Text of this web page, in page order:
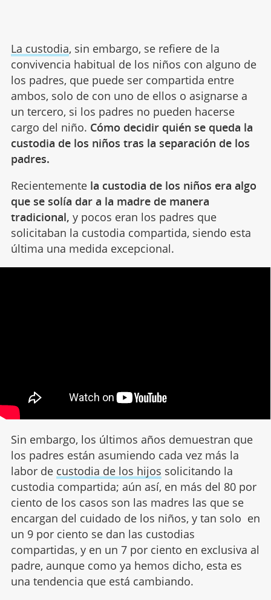
La custodia, sin embargo, se refiere de la
convivencia habitual de los niños con alguno de
los padres, que puede ser compartida entre
ambos, solo de con uno de ellos o asignarse a
un tercero, si los padres no pueden hacerse
cargo del niño. Cómo decidir quién se queda la
custodia de los niños tras la separación de los
padres.
Recientemente la custodia de los niños era algo
que se solía dar a la madre de manera
tradicional, y pocos eran los padres que
solicitaban la custodia compartida, siendo esta
última una medida excepcional.
Sin embargo, los últimos años demuestran que
los padres están asumiendo cada vez más la
labor de custodia de los hijos solicitando la
custodia compartida; aún así, en más del 80 por
ciento de los casos son las madres las que se
encargan del cuidado de los niños, y tan solo en
un 9 por ciento se dan las custodias
compartidas, y en un 7 por ciento en exclusiva al
padre, aunque como ya hemos dicho, esta es
una tendencia que está cambiando.